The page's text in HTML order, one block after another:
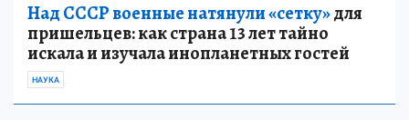
Над СССР военные натянули «сетку»для
пришельцев: как страна 13 лет тайно
искала и изучала инопланетных гостей
НАУКА